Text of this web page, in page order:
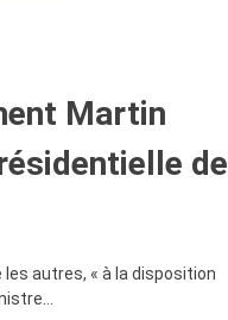
Martin
de
autres, « à la disposition